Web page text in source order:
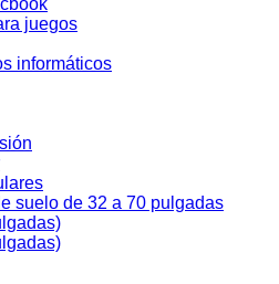
juegos
informáticos
suelo de 32 a 70 pulgadas